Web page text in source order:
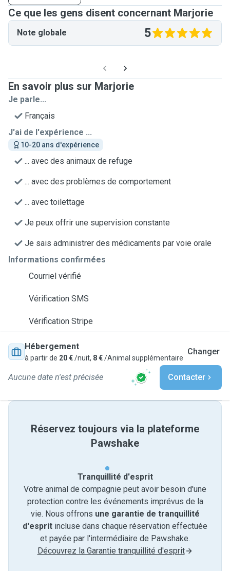
Ce que les gens disent concernant Marjorie
Note globale 5
En savoir plus sur Marjorie
Je parle...
Français
J'ai de l'expérience ...
10-20 ans d'expérience
... avec des animaux de refuge
... avec des problèmes de comportement
... avec toilettage
Je peux offrir une supervision constante
Je sais administrer des médicaments par voie orale
Informations confirmées
Courriel vérifié
Vérification SMS
Vérification Stripe
Hébergement
à partir de 20 €/nuit, 8 €/Animal supplémentaire
Changer
Aucune date n'est précisée Contacter
Réservez toujours via la plateforme
Pawshake
Tranquillité d'esprit
Votre animal de compagnie peut avoir besoin d'une
protection contre les événements imprévus de la
vie. Nous offrons une garantie de tranquillité
d'esprit incluse dans chaque réservation effectuée
et payée par l'intermédiaire de Pawshake.
Découvrez la Garantie tranquillité d'esprit